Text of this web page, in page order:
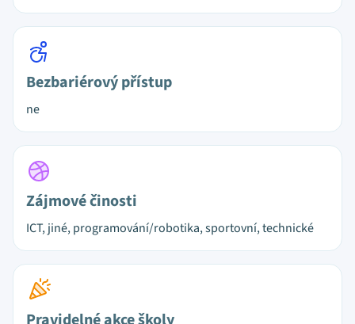
Bezbariérový přístup
ne
Zájmové činosti
ICT, jiné, programování/robotika, sportovní, technické